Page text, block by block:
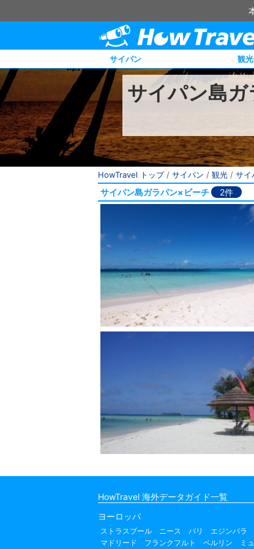
サイパン 観光
サイパン島
HowTravel トップ/ サイパン / 観光 / サイ
サイパン島ガラパン×ビーチ 2件
HowTravel 海外データガイド一覧
ヨーロッパ
ストラスブール ニース パリ エジンバラ
マドリード
フランクフルト ベルリン ミ